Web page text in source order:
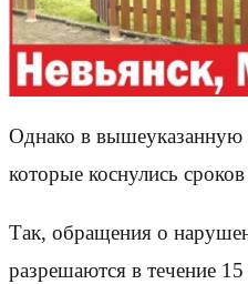
Однако в вышеуказанную
которые коснулись
Так, обращения о
разрешаются в течение